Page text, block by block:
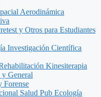
Aerodinámica
y Otros para Estudiantes
Investigación Científica
Kinesiterapia
General
Forense
Salud Pub Ecología